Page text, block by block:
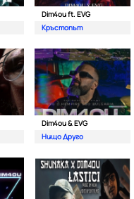
Dim4ou ft. EVG
Кръстопът
Dim4ou & EVG
Нищо Друго